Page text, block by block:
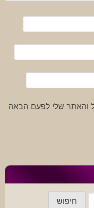
והאתר שלי לפעם הבאה